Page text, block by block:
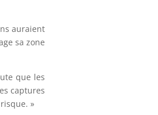
auraient
sa zone
que les
captures
»